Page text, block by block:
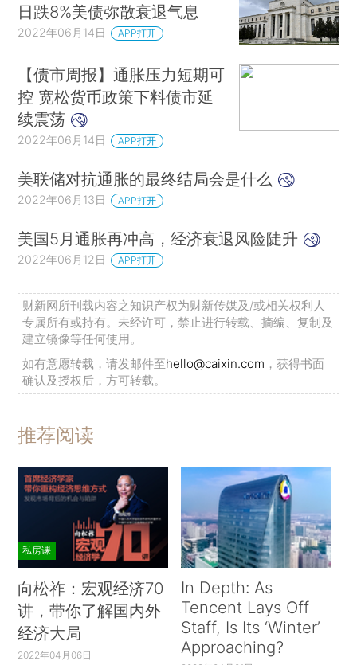
日跌8%美债弥散衰退气息
2022年06月14日 APP打开
【债市周报】通胀压力短期可
控 宽松货币政策下料债市延
续震荡
2022年06月14日 APP打开
美联储对抗通胀的最终结局会是什么
2022年06月13日 APP打开
美国5月通胀再冲高，经济衰退风险陡升
2022年06月12日 APP打开
财新网所刊载内容之知识产权为财新传媒及/或相关权利人
专属所有或持有。未经许可，禁止进行转载、摘编、复制及
建立镜像等任何使用。
如有意愿转载，请发邮件至hello@caixin.com ，获得书面
确认及授权后，方可转载。
推荐阅读
私房课
向松祚：宏观经济70
讲，带你了解国内外
经济大局
2022年04月06日
In Depth: As
Tencent Lays Off
Staff, Is Its ‘Winter’
Approaching?